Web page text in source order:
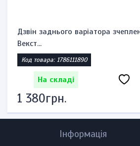
Дзвін заднього варіатора
Векст...
Код товара: 1786111890
На складі
1 380грн.
Інформація